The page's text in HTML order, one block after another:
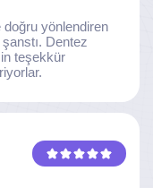
yönlendiren
Dentez
teşekkür